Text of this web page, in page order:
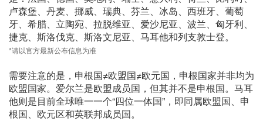
卢森堡、丹麦、挪威、瑞典、芬兰、冰岛、西班牙、葡萄
牙、希腊、立陶宛、拉脱维亚、爱沙尼亚、波兰、匈牙利、
捷克、斯洛伐克、斯洛文尼亚、马耳他和列支敦士登。
*请以官方最新公布信息为准
需要注意的是，申根国≠欧盟国≠欧元国，申根国家并非均为
欧盟国家。爱尔兰是欧盟成员国，但其并不是申根国。马耳
他则是目前全球唯一一个“四位一体国”，即同属欧盟国、申
根国、欧元区和英联邦成员国。